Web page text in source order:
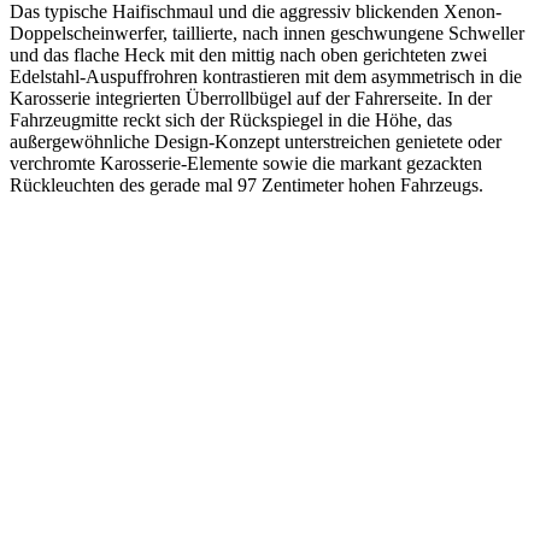
Das typische Haifischmaul und die aggressiv blickenden Xenon-
Doppelscheinwerfer, taillierte, nach innen geschwungene Schweller
und das flache Heck mit den mittig nach oben gerichteten zwei
Edelstahl-Auspuffrohren kontrastieren mit dem asymmetrisch in die
Karosserie integrierten Überrollbügel auf der Fahrerseite. In der
Fahrzeugmitte reckt sich der Rückspiegel in die Höhe, das
außergewöhnliche Design-Konzept unterstreichen genietete oder
verchromte Karosserie-Elemente sowie die markant gezackten
Rückleuchten des gerade mal 97 Zentimeter hohen Fahrzeugs.